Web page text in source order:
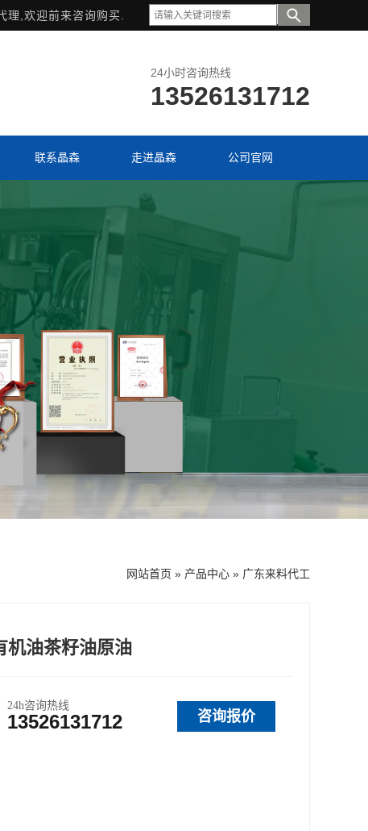
,欢迎前来咨询购买.
24小时咨询热线
13526131712
联系晶森 走进晶森 公司官网
网站首页 » 产品中心 » 广东来料代工
机油茶籽油原油
咨询报价
24h咨询热线
13526131712